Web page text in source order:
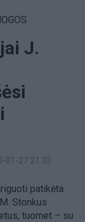
J.
01-27 21:33
patikėta
Stonkus
tuomet – su